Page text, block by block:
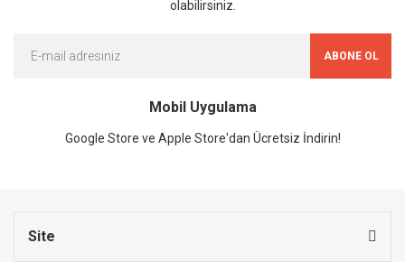
olabilirsiniz.
ABONE OL
Mobil Uygulama
Google Store ve Apple Store'dan Ücretsiz İndirin!
Site